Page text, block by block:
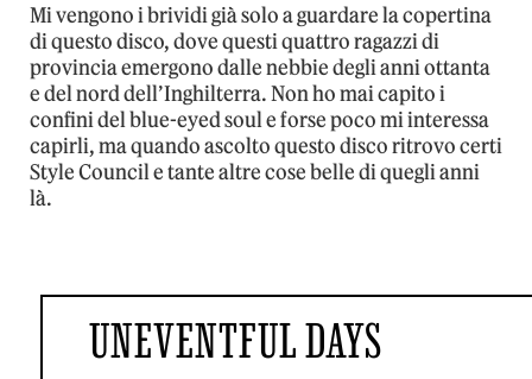
Mi vengono i brividi già solo a guardare la copertina
di questo disco, dove questi quattro ragazzi di
provincia emergono dalle nebbie degli anni ottanta
e del nord dell’Inghilterra. Non ho mai capito i
confini del blue-eyed soul e forse poco mi interessa
capirli, ma quando ascolto questo disco ritrovo certi
Style Council e tante altre cose belle di quegli anni
là.
UNEVENTFUL DAYS